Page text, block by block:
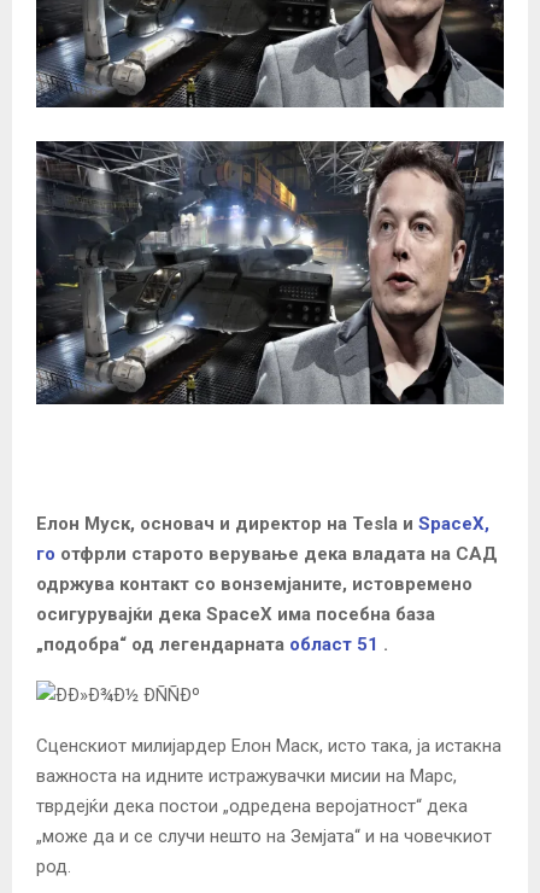
Елон Муск, основач и директор на Tesla и SpaceX,
го отфрли старото верување дека владата на САД
одржува контакт со вонземјаните, истовремено
осигурувајќи дека SpaceX има посебна база
„подобра“ од легендарната област 51 .
Сценскиот милијардер Елон Маск, исто така, ја истакна
важноста на идните истражувачки мисии на Марс,
тврдејќи дека постои „одредена веројатност“ дека
„може да и се случи нешто на Земјата“ и на човечкиот
род.